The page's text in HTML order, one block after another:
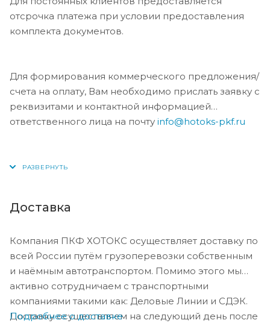
отсрочка платежа при условии предоставления
комплекта документов.
Для формирования коммерческого предложения/
счета на оплату, Вам необходимо прислать заявку с
реквизитами и контактной информацией
ответственного лица на почту info@hotoks-pkf.ru
Доставка
Компания ПКФ ХОТОКС осуществляет доставку по
всей России путём грузоперевозки собственным
и наёмным автотранспортом. Помимо этого мы
активно сотрудничаем с транспортными
компаниями такими как: Деловые Линии и СДЭК.
Доставку осуществляем на следующий день после
Подробнее о доставке